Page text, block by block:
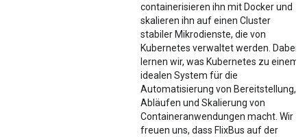
containerisieren ihn mit Docker und
skalieren ihn auf einen Cluster
stabiler Mikrodienste, die von
Kubernetes verwaltet werden. Dabei
lernen wir, was Kubernetes zu einem
idealen System für die
Automatisierung von Bereitstellung,
Abläufen und Skalierung von
Containeranwendungen macht. Wir
freuen uns, dass FlixBus auf der